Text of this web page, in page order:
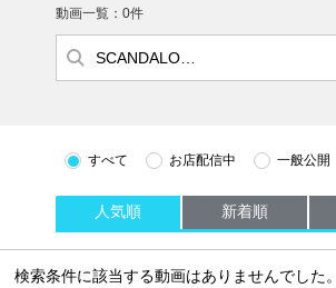
動画一覧：0件
すべて お店配信中 一般公開
人気順 新着順
検索条件に該当する動画はありませんでした。